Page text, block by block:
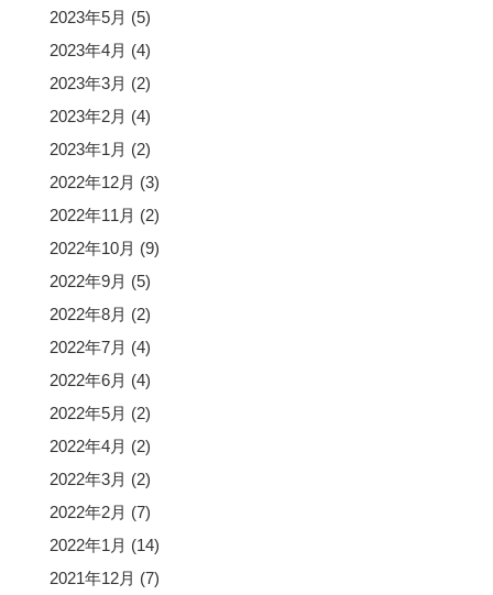
2023年5月 (5)
2023年4月 (4)
2023年3月 (2)
2023年2月 (4)
2023年1月 (2)
2022年12月 (3)
2022年11月 (2)
2022年10月 (9)
2022年9月 (5)
2022年8月 (2)
2022年7月 (4)
2022年6月 (4)
2022年5月 (2)
2022年4月 (2)
2022年3月 (2)
2022年2月 (7)
2022年1月 (14)
2021年12月 (7)